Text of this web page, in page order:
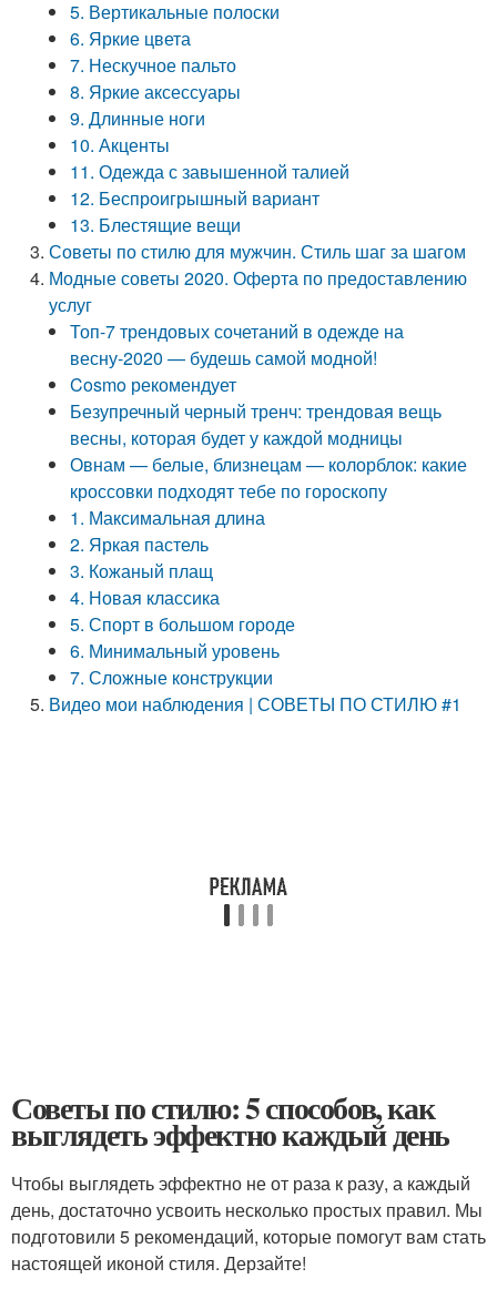
5. Вертикальные полоски
6. Яркие цвета
7. Нескучное пальто
8. Яркие аксессуары
9. Длинные ноги
10. Акценты
11. Одежда с завышенной талией
12. Беспроигрышный вариант
13. Блестящие вещи
Советы по стилю для мужчин. Стиль шаг за шагом
Модные советы 2020. Оферта по предоставлению
услуг
Топ-7 трендовых сочетаний в одежде на
весну-2020 — будешь самой модной!
Cosmo рекомендует
Безупречный черный тренч: трендовая вещь
весны, которая будет у каждой модницы
Овнам — белые, близнецам — колорблок: какие
кроссовки подходят тебе по гороскопу
1. Максимальная длина
2. Яркая пастель
3. Кожаный плащ
4. Новая классика
5. Спорт в большом городе
6. Минимальный уровень
7. Сложные конструкции
Видео мои наблюдения | СОВЕТЫ ПО СТИЛЮ #1
Советы по стилю: 5 способов, как
выглядеть эффектно каждый день
Чтобы выглядеть эффектно не от раза к разу, а каждый
день, достаточно усвоить несколько простых правил. Мы
подготовили 5 рекомендаций, которые помогут вам стать
настоящей иконой стиля. Дерзайте!